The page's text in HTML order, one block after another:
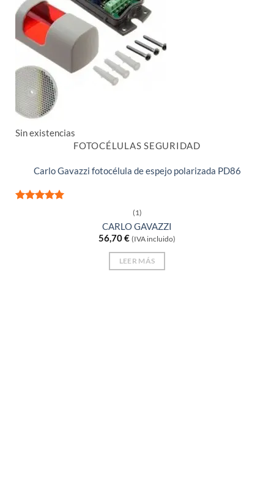
Sin existencias
FOTOCÉLULAS SEGURIDAD
Carlo Gavazzi fotocélula de espejo polarizada PD86
(1)
CARLO GAVAZZI
56,70€ (IVA incluido)
LEER MÁS